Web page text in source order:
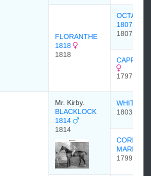
FLORANTHE
1818
1818
OCTAVIAN
1807
1807
CAPRICE
1797
Mr. Kirby.
BLACKLOCK
1814
1814
1803
MARE
1799